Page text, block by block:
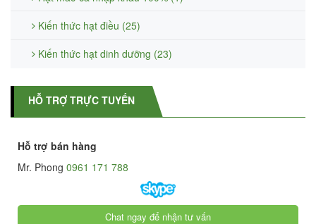
Kiến thức hạt điều (25)
Kiến thức hạt dinh dưỡng (23)
HỖ TRỢ TRỰC TUYẾN
Hỗ trợ bán hàng
Mr. Phong 0961 171 788
Chat ngay để nhận tư vấn